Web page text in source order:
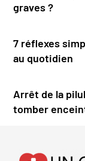
graves ?
7 réflexes
au quotidien
Arrêt de la
tomber